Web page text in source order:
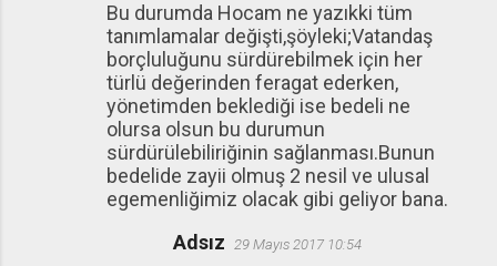
Bu durumda Hocam ne yazıkki tüm
tanımlamalar değişti,şöyleki;Vatandaş
borçluluğunu sürdürebilmek için her
türlü değerinden feragat ederken,
yönetimden beklediği ise bedeli ne
olursa olsun bu durumun
sürdürülebiliriğinin sağlanması.Bunun
bedelide zayii olmuş 2 nesil ve ulusal
egemenliğimiz olacak gibi geliyor bana.
Adsız 29 Mayıs 2017 10:54